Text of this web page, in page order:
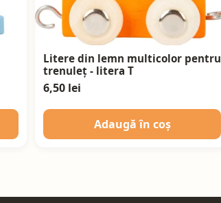
Litere din lemn multicolor pentru
trenuleț - litera T
6,50 lei
Adaugă în coș